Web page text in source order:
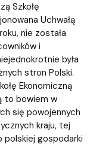
Szkołę
Uchwałą
nie została
i
była
stron Polski.
Ekonomiczną
to bowiem w
się powojennych
kraju, tej
polskiej gospodarki